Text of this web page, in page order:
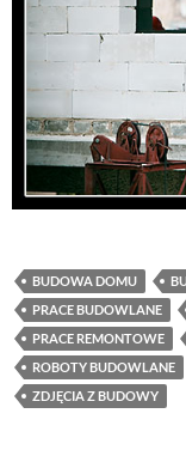
BUDOWA DOMU
PRACE BUDOWLANE
PRACE REMONTOWE
ROBOTY BUDOWLANE
ZDJĘCIA Z BUDOWY